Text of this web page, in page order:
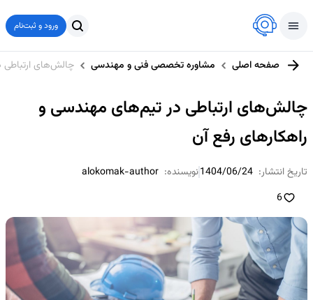
ورود و ثبت‌نام
صفحه اصلی مشاوره تخصصی فنی و مهندسی چالش‌های ارتباطی
چالش‌های ارتباطی در تیم‌های مهندسی و
راهکارهای رفع آن
تاریخ انتشار: 1404/06/24نویسنده: alokomak-author
6